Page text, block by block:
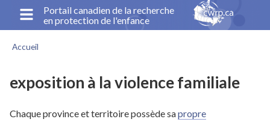
principal
Portail canadien de la recherche
en protection de l'enfance
Accueil
exposition à la violence familiale
Chaque province et territoire possède sapropre